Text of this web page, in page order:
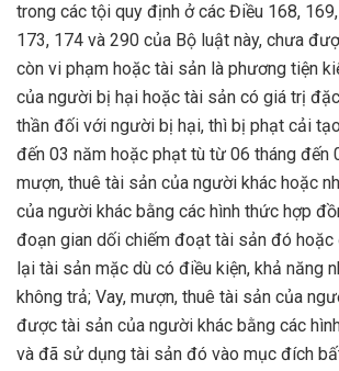
trong các tội quy định ở các Điều 168,
173, 174 và 290 của Bộ luật này, chưa
còn vi phạm hoặc tài sản là phương tiện
của người bị hại hoặc tài sản có giá trị
thần đối với người bị hại, thì bị phạt cải
đến 03 năm hoặc phạt tù từ 06 tháng đến
mượn, thuê tài sản của người khác hoặc
của người khác bằng các hình thức hợp
đoạn gian dối chiếm đoạt tài sản đó hoặc
lại tài sản mặc dù có điều kiện, khả năng
không trả; Vay, mượn, thuê tài sản của
được tài sản của người khác bằng các
và đã sử dụng tài sản đó vào mục đích